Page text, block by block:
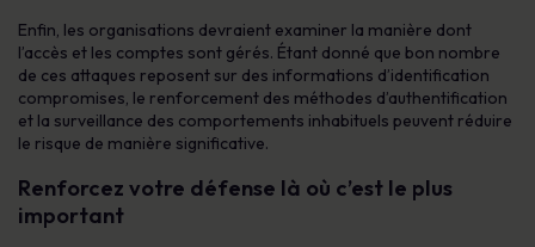
Enfin, les organisations devraient examiner la manière dont
l’accès et les comptes sont gérés. Étant donné que bon nombre
de ces attaques reposent sur des informations d’identification
compromises, le renforcement des méthodes d’authentification
et la surveillance des comportements inhabituels peuvent réduire
le risque de manière significative.
Renforcez votre défense là où c’est le plus
important